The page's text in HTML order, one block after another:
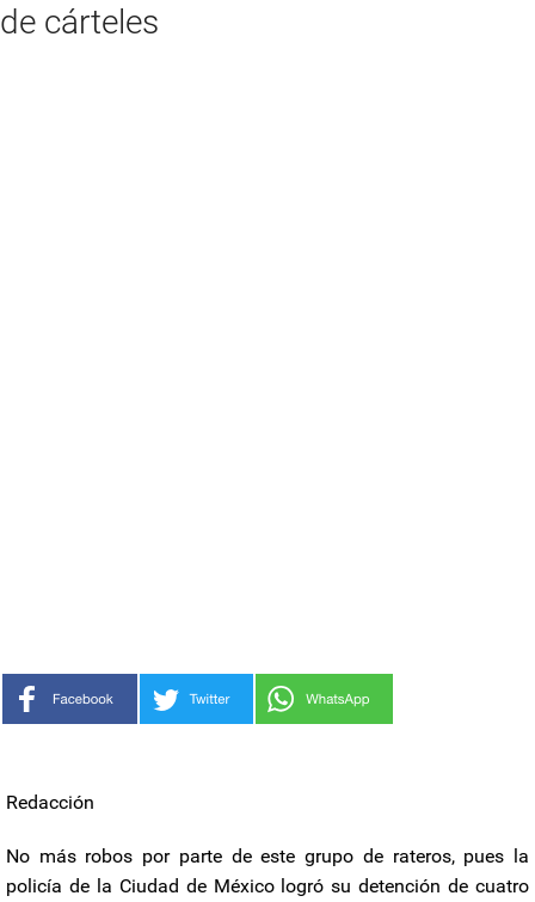
de cárteles
Redacción
No más robos por parte de este grupo de rateros, pues la
policía de la Ciudad de México logró su detención de cuatro